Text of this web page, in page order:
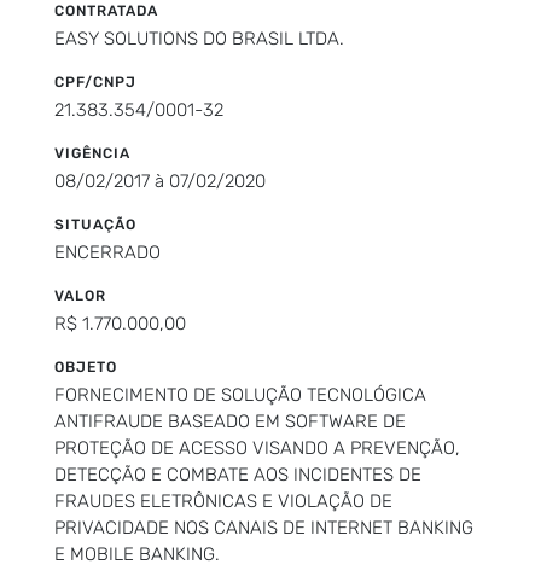
CONTRATADA
EASY SOLUTIONS DO BRASIL LTDA.
CPF/CNPJ
21.383.354/0001-32
VIGÊNCIA
08/02/2017 à 07/02/2020
SITUAÇÃO
ENCERRADO
VALOR
R$ 1.770.000,00
OBJETO
FORNECIMENTO DE SOLUÇÃO TECNOLÓGICA
ANTIFRAUDE BASEADO EM SOFTWARE DE
PROTEÇÃO DE ACESSO VISANDO A PREVENÇÃO,
DETECÇÃO E COMBATE AOS INCIDENTES DE
FRAUDES ELETRÔNICAS E VIOLAÇÃO DE
PRIVACIDADE NOS CANAIS DE INTERNET BANKING
E MOBILE BANKING.